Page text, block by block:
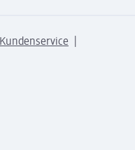
Kundenservice